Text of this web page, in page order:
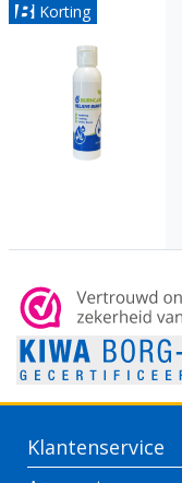
Korting
Klantenservice